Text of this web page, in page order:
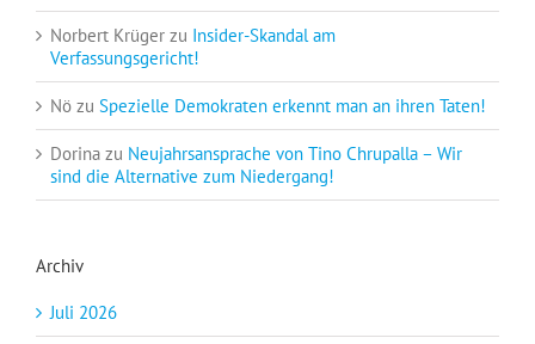
Norbert Krüger zu Insider-Skandal am
Verfassungsgericht!
Nö zu Spezielle Demokraten erkennt man an ihren Taten!
Dorina zu Neujahrsansprache von Tino Chrupalla – Wir
sind die Alternative zum Niedergang!
Archiv
Juli 2026